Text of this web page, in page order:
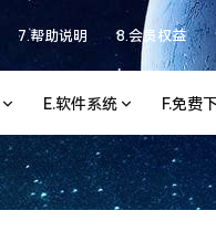
7.帮助说明 8.会员权益
E.软件系统 F.免费